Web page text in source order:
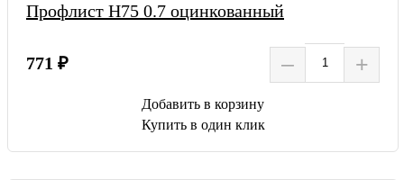
Профлист Н75 0.7 оцинкованный
771 ₽ – +
Добавить в корзину
Купить в один клик